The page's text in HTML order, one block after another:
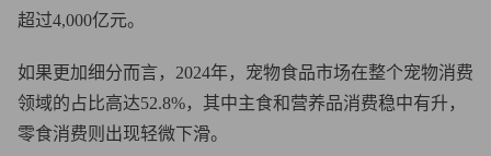
超过4,000亿元。
如果更加细分而言，2024年，宠物食品市场在整个宠物消费
领域的占比高达52.8%，其中主食和营养品消费稳中有升，
零食消费则出现轻微下滑。